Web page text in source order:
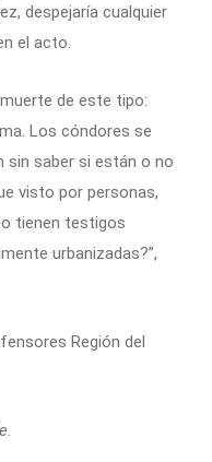
despejaría cualquier
el acto.
de este tipo:
Los cóndores se
sin saber si están o no
visto por personas,
tienen testigos
urbanizadas?”,